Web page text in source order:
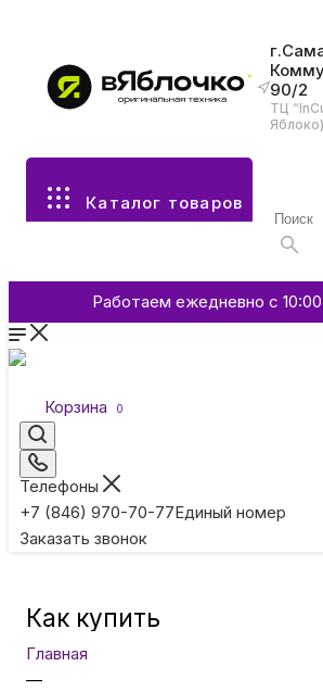
90/2
ТЦ
Каталог товаров
Работаем ежедневно с
Корзина 0
Телефоны
+7 (846) 970-70-77Единый номер
Заказать звонок
Все разделы каталога
Смартфоны и
Как купить
Главная
—